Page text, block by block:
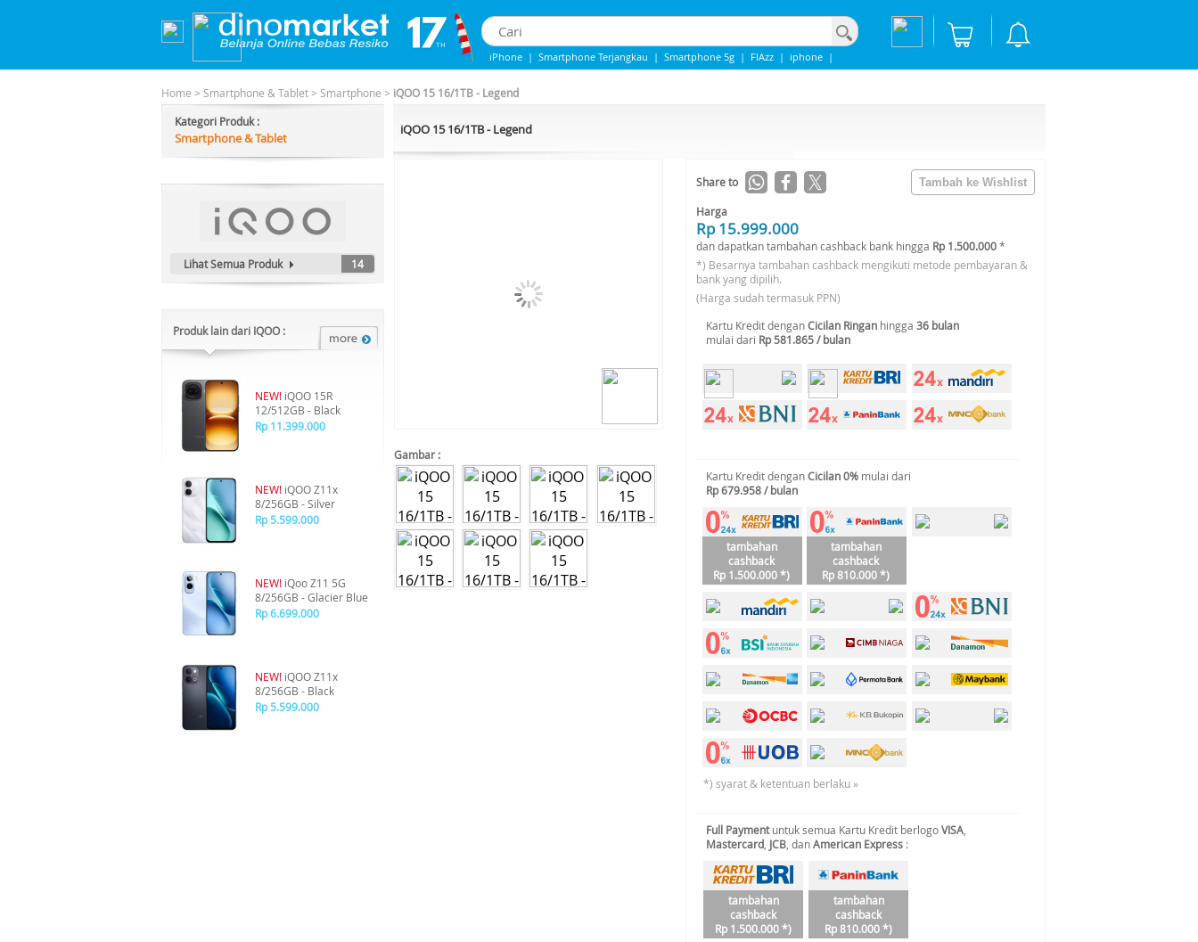
iPhone | Smartphone Terjangkau | Smartphone 5g | FlAzz | iphone |
Home > Smartphone & Tablet> Smartphone > iQOO 15 16/1TB - Legend
Kategori Produk :
Smartphone & Tablet
Lihat Semua Produk 14
Produk lain dari IQOO :
NEW! iQOO 15R
12/512GB - Black
Rp 11.399.000
NEW! iQOO Z11x
8/256GB - Silver
Rp 5.599.000
NEW! iQoo Z11 5G
8/256GB - Glacier Blue
Rp 6.699.000
NEW! iQOO Z11x
8/256GB - Black
Rp 5.599.000
iQOO 15 16/1TB - Legend
Gambar :
Share to
Harga
Rp 15.999.000
dan dapatkan tambahan cashback bank hingga Rp 1.500.000*
*) Besarnya tambahan cashback mengikuti metode pembayaran &
bank yang dipilih.
(Harga sudah termasuk PPN)
Kartu Kredit denganCicilan Ringan hingga 36 bulan
mulai dari Rp 581.865 / bulan
Kartu Kredit denganCicilan 0% mulai dari
Rp 679.958 / bulan
tambahan
cashback
Rp 1.500.000 *)
tambahan
cashback
Rp 810.000 *)
*) syarat & ketentuan berlaku »
Full Paymentuntuk semua Kartu Kredit berlogoVISA
Mastercard JCB , danAmerican Express :
tambahan
cashback
Rp 1.500.000 *)
tambahan
cashback
Rp 810.000 *)